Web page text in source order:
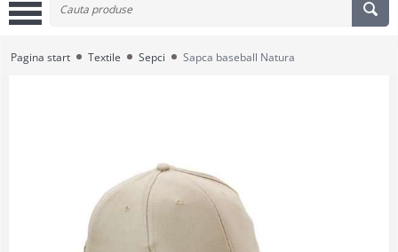
Pagina start Textile Sepci Sapca baseball Natura